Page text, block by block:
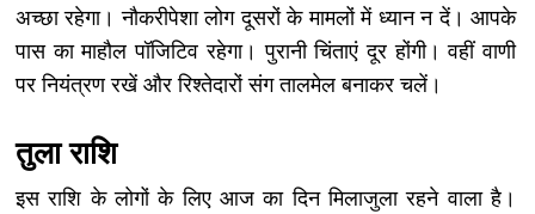
अच्छा रहेगा। नौकरीपेशा लोग दूसरों के मामलों में ध्यान न दें। आपके
पास का माहौल पॉजिटिव रहेगा। पुरानी चिंताएं दूर होंगी। वहीं वाणी
पर नियंत्रण रखें और रिश्तेदारों संग तालमेल बनाकर चलें।
तुला राशि
इस राशि के लोगों के लिए आज का दिन मिलाजुला रहने वाला है।